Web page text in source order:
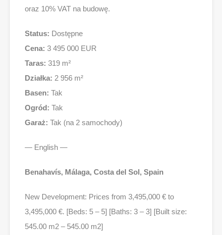
oraz 10% VAT na budowę.
Status: Dostępne
Cena: 3 495 000 EUR
Taras: 319 m²
Działka: 2 956 m²
Basen: Tak
Ogród: Tak
Garaż: Tak (na 2 samochody)
— English —
Benahavís, Málaga, Costa del Sol, Spain
New Development: Prices from 3,495,000 € to
3,495,000 €. [Beds: 5 – 5] [Baths: 3 – 3] [Built size:
545.00 m2 – 545.00 m2]